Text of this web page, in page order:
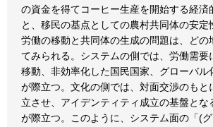
の資金を得てコーヒー生産を開始する経済
と、移民の基点としての農村共同体の安定
労働の移動と共同体の生成の問題は、どの
てみられる。システムの側では、労働需要
移動、非効率化した国民国家、グローバル
が際立つ。文化の側では、対面交渉のもと
立させ、アイデンティティ成立の基盤とな
が際立つ。このように、システム面の「(グ